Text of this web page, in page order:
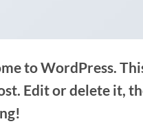
to WordPress.
Edit or delete it,